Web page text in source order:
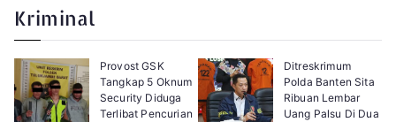
:Kriminal
Provost GSK
Tangkap 5 Oknum
Security Diduga
Terlibat Pencurian
Ditreskrimum
Polda Banten Sita
Ribuan Lembar
Uang Palsu Di Dua